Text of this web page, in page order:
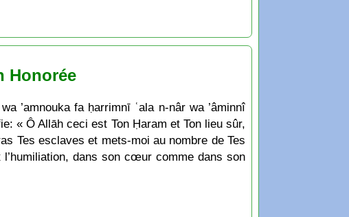
Honorée
’amnouka fa ḥarrimnī ʿala n-nâr wa ’âminnî
« Ô Allāh ceci est Ton Ḥaram et Ton lieu sûr,
Tes esclaves et mets-moi au nombre de Tes
dans son cœur comme dans son